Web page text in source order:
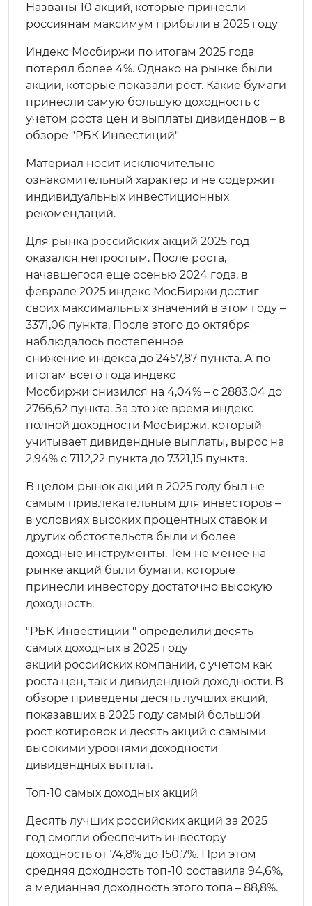
Названы 10 акций, которые принесли
россиянам максимум прибыли в 2025 году
Индекс Мосбиржи по итогам 2025 года
потерял более 4%. Однако на рынке были
акции, которые показали рост. Какие бумаги
принесли самую большую доходность с
учетом роста цен и выплаты дивидендов – в
обзоре "РБК Инвестиций"
Материал носит исключительно
ознакомительный характер и не содержит
индивидуальных инвестиционных
рекомендаций.
Для рынка российских акций 2025 год
оказался непростым. После роста,
начавшегося еще осенью 2024 года, в
феврале 2025 индекс МосБиржи достиг
своих максимальных значений в этом году –
3371,06 пункта. После этого до октября
наблюдалось постепенное
снижение индекса до 2457,87 пункта. А по
итогам всего года индекс
Мосбиржи снизился на 4,04% – с 2883,04 до
2766,62 пункта. За это же время индекс
полной доходности МосБиржи, который
учитывает дивидендные выплаты, вырос на
2,94% с 7112,22 пункта до 7321,15 пункта.
В целом рынок акций в 2025 году был не
самым привлекательным для инвесторов –
в условиях высоких процентных ставок и
других обстоятельств были и более
доходные инструменты. Тем не менее на
рынке акций были бумаги, которые
принесли инвестору достаточно высокую
доходность.
"РБК Инвестиции " определили десять
самых доходных в 2025 году
акций российских компаний, с учетом как
роста цен, так и дивидендной доходности. В
обзоре приведены десять лучших акций,
показавших в 2025 году самый большой
рост котировок и десять акций с самыми
высокими уровнями доходности
дивидендных выплат.
Топ-10 самых доходных акций
Десять лучших российских акций за 2025
год смогли обеспечить инвестору
доходность от 74,8% до 150,7%. При этом
средняя доходность топ-10 составила 94,6%,
а медианная доходность этого топа – 88,8%.